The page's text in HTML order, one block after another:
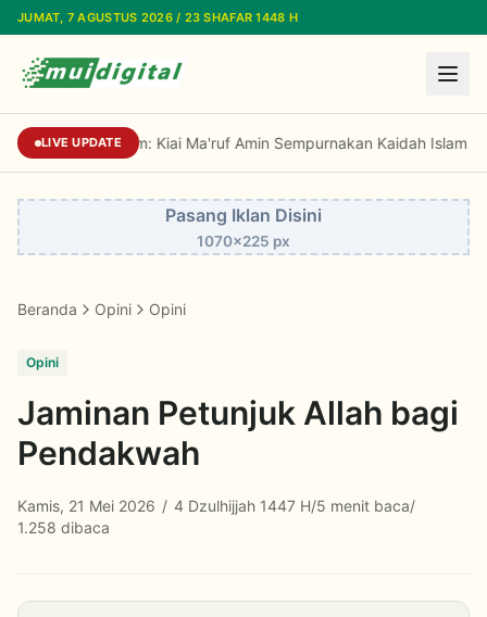
Lewati ke konten utama
JUMAT, 7 AGUSTUS 2026 / 23 SHAFAR 1448 H
LIVE UPDATE
Prof Niam: Kiai Ma'ruf Amin Sempurnakan Kaidah Islam
Pasang Iklan Disini
1070x225 px
Beranda Opini Opini
Opini
Jaminan Petunjuk Allah bagi
Pendakwah
Kamis, 21 Mei 2026 / 4 Dzulhijjah 1447 H/5 menit baca/
1.258 dibaca